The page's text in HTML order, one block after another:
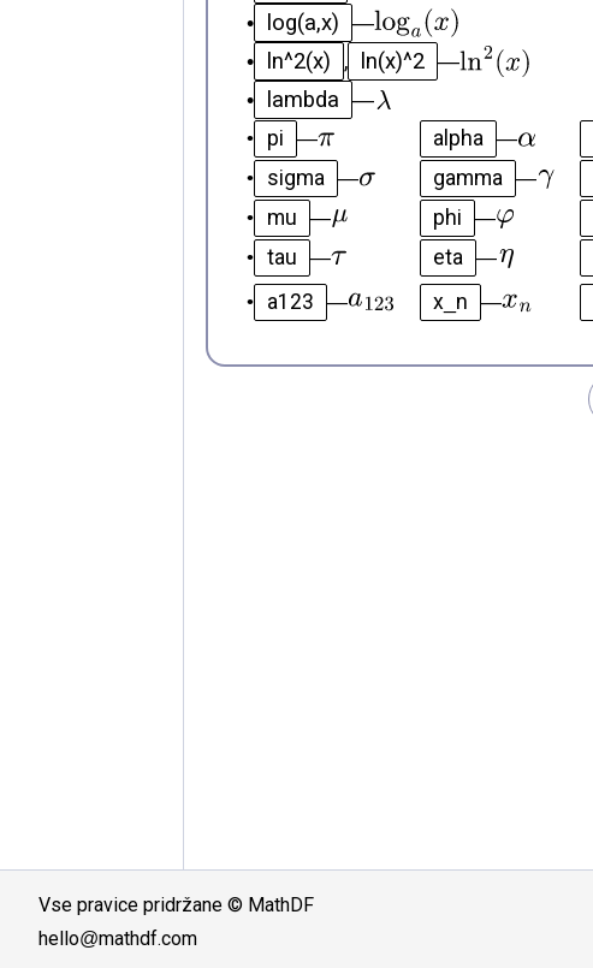
•
log(a,x) —
•
ln^2(x) , ln(x)^2 —
•
lambda —
• pi — alpha —
•
sigma — gamma —
•
mu — phi —
•
tau — eta —
•
a123 — x_n —
Vse pravice pridržane © MathDF
hello@mathdf.com